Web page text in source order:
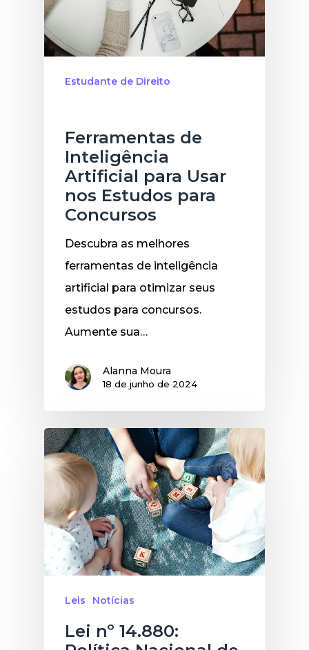
Estudante de Direito
Ferramentas de
Inteligência
Artificial para Usar
nos Estudos para
Concursos
Descubra as melhores
ferramentas de inteligência
artificial para otimizar seus
estudos para concursos.
Aumente sua…
Alanna Moura
18 de junho de 2024
Leis Notícias
Lei nº 14.880: